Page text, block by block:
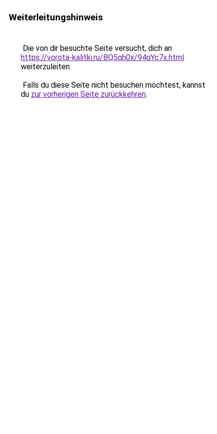
Weiterleitungshinweis
Die von dir besuchte Seite versucht, dich an
https://vorota-kalitki.ru/BQ5qh0x/94qYc7x.html
weiterzuleiten.
Falls du diese Seite nicht besuchen möchtest, kannst
du zur vorherigen Seite zurückkehren.